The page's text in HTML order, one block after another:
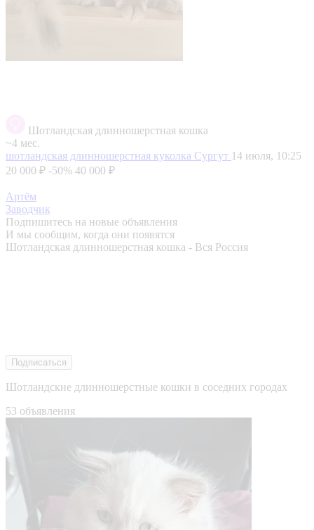
Шотландская длинношерстная кошка
~4 мес.
шотландская длинношерстная куколка Сургут 14 июля, 10:25
20 000 ₽ -50% 40 000 ₽
Артём
Заводчик
Подпишитесь на новые объявления
И мы сообщим, когда они появятся
Шотландская длинношерстная кошка - Вся Россия
Подписаться
Шотландские длинношерстные кошки в соседних городах
53 объявления